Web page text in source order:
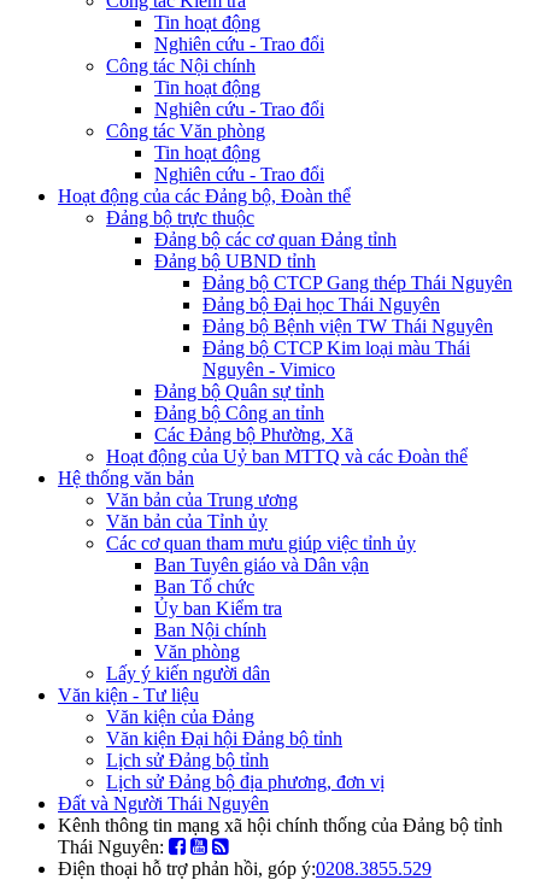
Tin hoạt động
Nghiên cứu - Trao đổi
Công tác Nội chính
Tin hoạt động
Nghiên cứu - Trao đổi
Công tác Văn phòng
Tin hoạt động
Nghiên cứu - Trao đổi
Hoạt động của các Đảng bộ, Đoàn thể
Đảng bộ trực thuộc
Đảng bộ các cơ quan Đảng tỉnh
Đảng bộ UBND tỉnh
Đảng bộ CTCP Gang thép Thái Nguyên
Đảng bộ Đại học Thái Nguyên
Đảng bộ Bệnh viện TW Thái Nguyên
Đảng bộ CTCP Kim loại màu Thái
Nguyên - Vimico
Đảng bộ Quân sự tỉnh
Đảng bộ Công an tỉnh
Các Đảng bộ Phường, Xã
Hoạt động của Uỷ ban MTTQ và các Đoàn thể
Hệ thống văn bản
Văn bản của Trung ương
Văn bản của Tỉnh ủy
Các cơ quan tham mưu giúp việc tỉnh ủy
Ban Tuyên giáo và Dân vận
Ban Tổ chức
Ủy ban Kiểm tra
Ban Nội chính
Văn phòng
Lấy ý kiến người dân
Văn kiện - Tư liệu
Văn kiện của Đảng
Văn kiện Đại hội Đảng bộ tỉnh
Lịch sử Đảng bộ tỉnh
Lịch sử Đảng bộ địa phương, đơn vị
Đất và Người Thái Nguyên
Kênh thông tin mạng xã hội chính thống của Đảng bộ tỉnh
Thái Nguyên:
Điện thoại hỗ trợ phản hồi, góp ý:0208.3855.529